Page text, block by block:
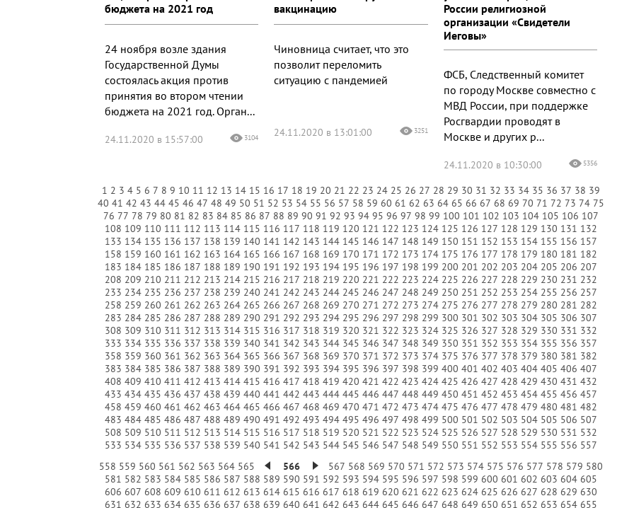
бюджета на 2021 год
24 ноября возле здания
Государственной Думы
состоялась акция против
принятия во втором чтении
бюджета на 2021 год. Орган...
24.11.2020 в 15:57:00 3104
вакцинацию
Чиновница считает, что это
позволит переломить
ситуацию с пандемией
24.11.2020 в 13:01:00 3251
России религиозной
организации «Свидетели
Иеговы»
ФСБ, Следственный комитет
по городу Москве совместно с
МВД России, при поддержке
Росгвардии проводят в
Москве и других р...
24.11.2020 в 10:30:00 5356
1 2 3 4 5 6 7 8 9 10 11 12 13 14 15 16 17 18 19 20 21 22 23 24 25 26 27 28 29 30 31 32 33 34 35 36 37 38 39
40 41 42 43 44 45 46 47 48 49 50 51 52 53 54 55 56 57 58 59 60 61 62 63 64 65 66 67 68 69 70 71 72 73 74 75
76 77 78 79 80 81 82 83 84 85 86 87 88 89 90 91 92 93 94 95 96 97 98 99 100 101 102 103 104 105 106 107
108 109 110 111 112 113 114 115 116 117 118 119 120 121 122 123 124 125 126 127 128 129 130 131 132
133 134 135 136 137 138 139 140 141 142 143 144 145 146 147 148 149 150 151 152 153 154 155 156 157
158 159 160 161 162 163 164 165 166 167 168 169 170 171 172 173 174 175 176 177 178 179 180 181 182
183 184 185 186 187 188 189 190 191 192 193 194 195 196 197 198 199 200 201 202 203 204 205 206 207
208 209 210 211 212 213 214 215 216 217 218 219 220 221 222 223 224 225 226 227 228 229 230 231 232
233 234 235 236 237 238 239 240 241 242 243 244 245 246 247 248 249 250 251 252 253 254 255 256 257
258 259 260 261 262 263 264 265 266 267 268 269 270 271 272 273 274 275 276 277 278 279 280 281 282
283 284 285 286 287 288 289 290 291 292 293 294 295 296 297 298 299 300 301 302 303 304 305 306 307
308 309 310 311 312 313 314 315 316 317 318 319 320 321 322 323 324 325 326 327 328 329 330 331 332
333 334 335 336 337 338 339 340 341 342 343 344 345 346 347 348 349 350 351 352 353 354 355 356 357
358 359 360 361 362 363 364 365 366 367 368 369 370 371 372 373 374 375 376 377 378 379 380 381 382
383 384 385 386 387 388 389 390 391 392 393 394 395 396 397 398 399 400 401 402 403 404 405 406 407
408 409 410 411 412 413 414 415 416 417 418 419 420 421 422 423 424 425 426 427 428 429 430 431 432
433 434 435 436 437 438 439 440 441 442 443 444 445 446 447 448 449 450 451 452 453 454 455 456 457
458 459 460 461 462 463 464 465 466 467 468 469 470 471 472 473 474 475 476 477 478 479 480 481 482
483 484 485 486 487 488 489 490 491 492 493 494 495 496 497 498 499 500 501 502 503 504 505 506 507
508 509 510 511 512 513 514 515 516 517 518 519 520 521 522 523 524 525 526 527 528 529 530 531 532
533 534 535 536 537 538 539 540 541 542 543 544 545 546 547 548 549 550 551 552 553 554 555 556 557
558 559 560 561 562 563 564 565 566 567 568 569 570 571 572 573 574 575 576 577 578 579 580
581 582 583 584 585 586 587 588 589 590 591 592 593 594 595 596 597 598 599 600 601 602 603 604 605
606 607 608 609 610 611 612 613 614 615 616 617 618 619 620 621 622 623 624 625 626 627 628 629 630
631 632 633 634 635 636 637 638 639 640 641 642 643 644 645 646 647 648 649 650 651 652 653 654 655